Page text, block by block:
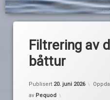
Videoer
KontaktFiltrering av
båttur
Publisert 20. juni 2026
av Pequod